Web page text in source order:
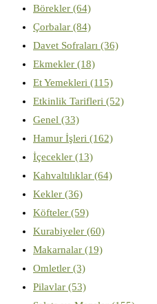
Börekler (64)
Çorbalar (84)
Davet Sofraları (36)
Ekmekler (18)
Et Yemekleri (115)
Etkinlik Tarifleri (52)
Genel (33)
Hamur İşleri (162)
İçecekler (13)
Kahvaltılıklar (64)
Kekler (36)
Köfteler (59)
Kurabiyeler (60)
Makarnalar (19)
Omletler (3)
Pilavlar (53)